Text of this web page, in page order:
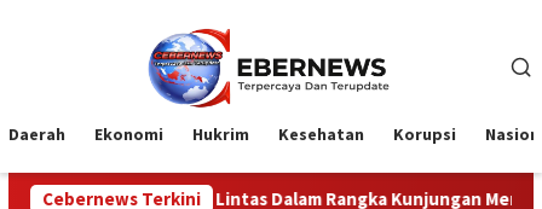
Daerah Ekonomi Hukrim Kesehatan Korupsi
Cebernews Terkini
Dalam Rangka Kunjungan Menteri Pertahanan RI